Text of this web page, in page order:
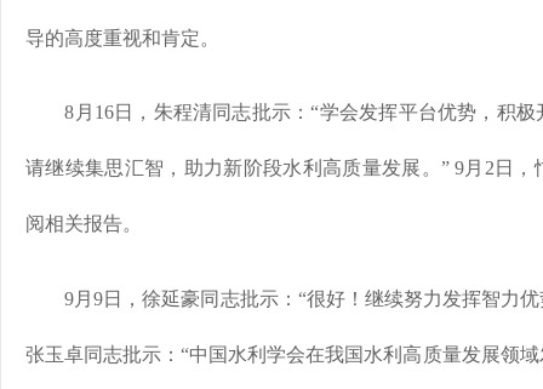
导的高度重视和肯定。
8月16日，朱程清同志批示：“学会发挥平台优势，积极
请继续集思汇智，助力新阶段水利高质量发展。” 9月2日
阅相关报告。
9月9日，徐延豪同志批示：“很好！继续努力发挥智力优
张玉卓同志批示：“中国水利学会在我国水利高质量发展领